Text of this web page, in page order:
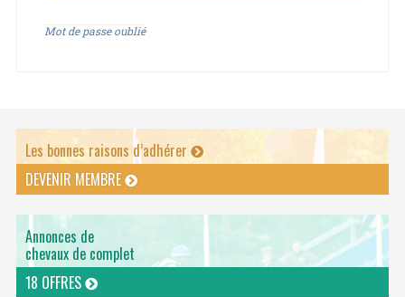
Mot de passe oublié
Les bonnes raisons d’adhérer
DEVENIR MEMBRE
Annonces de
chevaux de complet
18 OFFRES